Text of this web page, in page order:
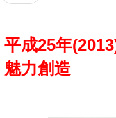
平成25年
魅力創造